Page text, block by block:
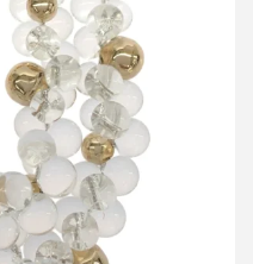
CRYSTAL GOLD
スタルネックレス
円
る